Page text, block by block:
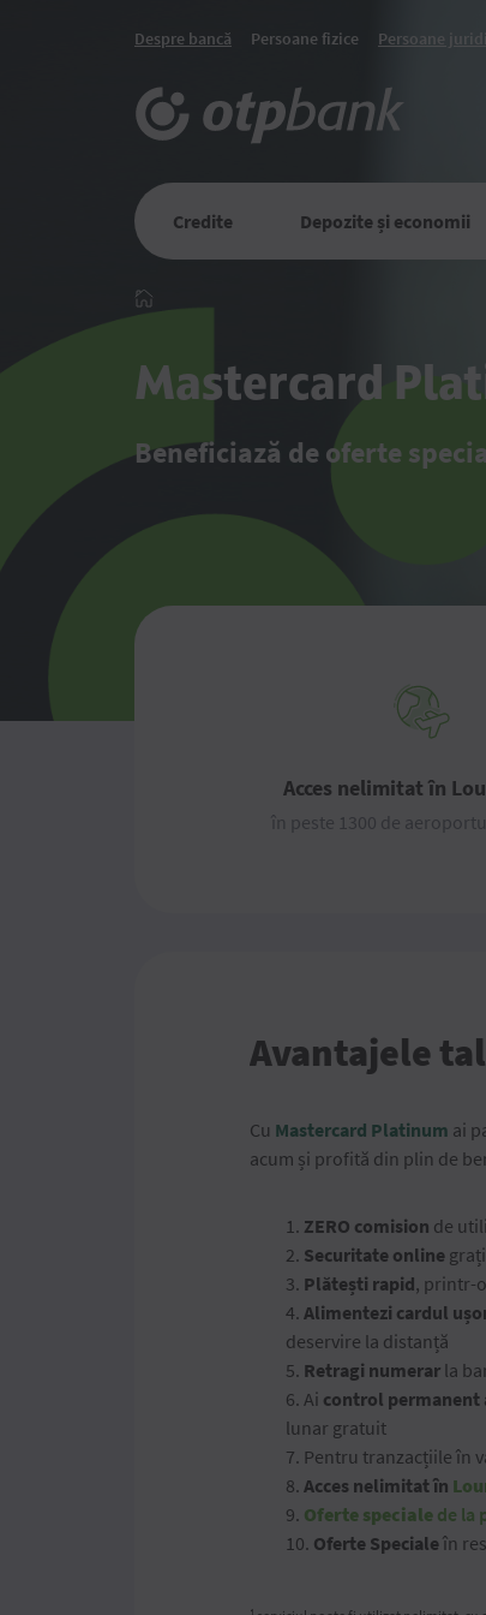
Despre bancă Persoane fizice Persoane
Credite Depozite și economii
Главная
Mastercard
Beneficiază de oferte
Acces nelimitat în
în peste 1300 de
Avantajele
Cu Mastercard Platinum ai
acum și profită din plin de
1. ZERO comision de
2. Securitate online
3. Plătești rapid, printr-
4. Alimentezi cardul
deservire la distanță
5. Retragi numerar la
6. Ai control
lunar gratuit
7. Pentru tranzacțiile în
8. Acces nelimitat în
9. Oferte speciale de la
10. Oferte Specialeîn
1